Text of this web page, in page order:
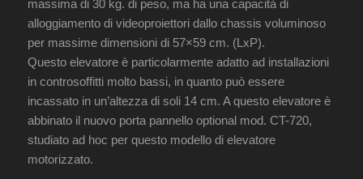
massima di 30 kg. di peso, ma ha una capacità di
alloggiamento di videoproiettori dallo chassis voluminoso
per massime dimensioni di 57×59 cm. (LxP).
Questo elevatore è particolarmente adatto ad installazioni
in controsoffitti molto bassi, in quanto può essere
incassato in un’altezza di soli 14 cm. A questo elevatore è
abbinato il nuovo porta pannello optional mod. CT-720,
studiato ad hoc per questo modello di elevatore
motorizzato.